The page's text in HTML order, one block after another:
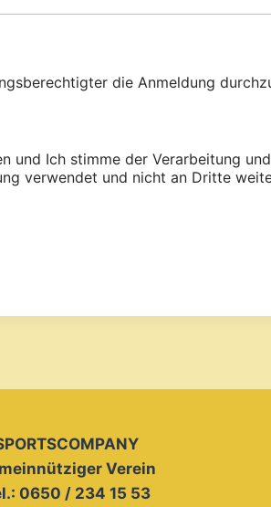
die Anmeldung
und Ich stimme der Verarbeitung
verwendet und nicht an Dritte
Verein
0650 / 234 15 53